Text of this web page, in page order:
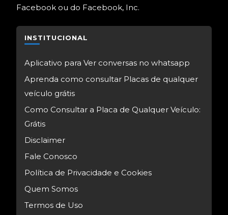
Facebook ou do Facebook, Inc.
INSTITUCIONAL
Aplicativo para Ver conversas no whatsapp
Aprenda como consultar Placas de qualquer
veículo grátis
Como Consultar a Placa de Qualquer Veículo:
Grátis
Disclaimer
Fale Conosco
Política de Privacidade e Cookies
Quem Somos
Termos de Uso